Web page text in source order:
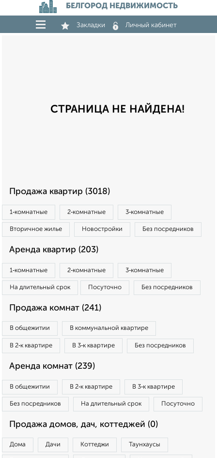
БЕЛГОРОД НЕДВИЖИМОСТЬ
Закладки Личный кабинет
СТРАНИЦА НЕ НАЙДЕНА!
Продажа квартир (3018)
1‑комнатные 2‑комнатные 3‑комнатные
Вторичное жилье Новостройки Без посредников
Аренда квартир (203)
1‑комнатные 2‑комнатные 3‑комнатные
На длительный срок Посуточно Без посредников
Продажа комнат (241)
В общежитии В коммунальной квартире
В 2‑к квартире В 3‑к квартире Без посредников
Аренда комнат (239)
В общежитии В 2‑к квартире В 3‑к квартире
Без посредников На длительный срок Посуточно
Продажа домов, дач, коттеджей (0)
Дома Дачи Коттеджи Таунхаусы